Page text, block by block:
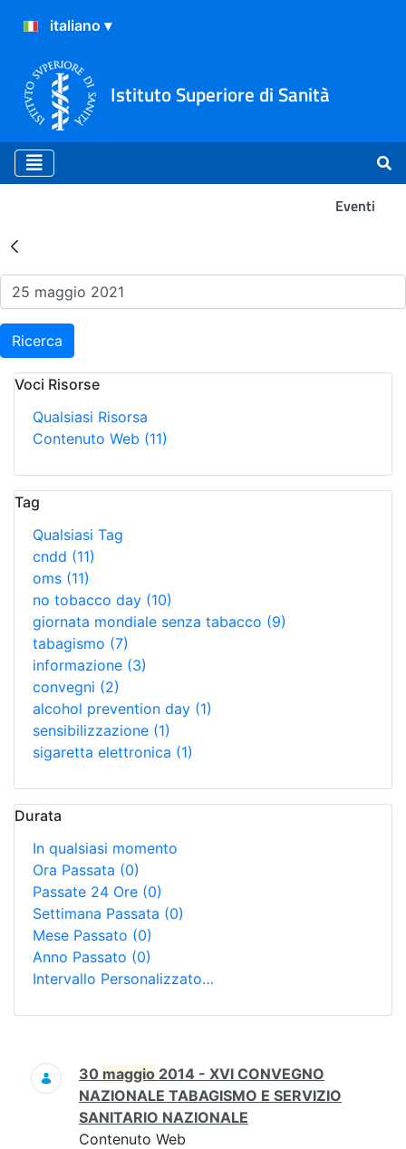
Istituto Superiore di Sanità
Eventi
Risultati della Ricerca -
Ricerca
Voci Risorse
Qualsiasi Risorsa
Contenuto Web (11)
Tag
Qualsiasi Tag
cndd (11)
oms (11)
no tobacco day (10)
giornata mondiale senza tabacco (9)
tabagismo (7)
informazione (3)
convegni (2)
alcohol prevention day (1)
sensibilizzazione (1)
sigaretta elettronica (1)
Durata
In qualsiasi momento
Ora Passata (0)
Passate 24 Ore (0)
Settimana Passata (0)
Mese Passato (0)
Anno Passato (0)
Intervallo Personalizzato…
Ricerca
30 maggio 2014 - XVI CONVEGNO
NAZIONALE TABAGISMO E SERVIZIO
SANITARIO NAZIONALE
Contenuto Web